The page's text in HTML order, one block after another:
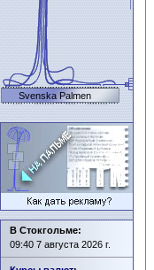
Svenska Palmen
В Стокгольме:
09:40 7 августа 2026 г.